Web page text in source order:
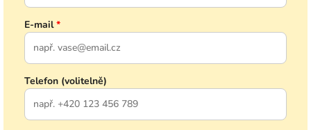
E-mail*
Telefon (volitelně)